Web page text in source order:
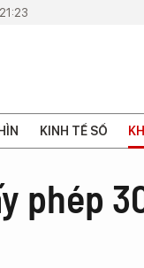
KINH TẾ SỐ
phép